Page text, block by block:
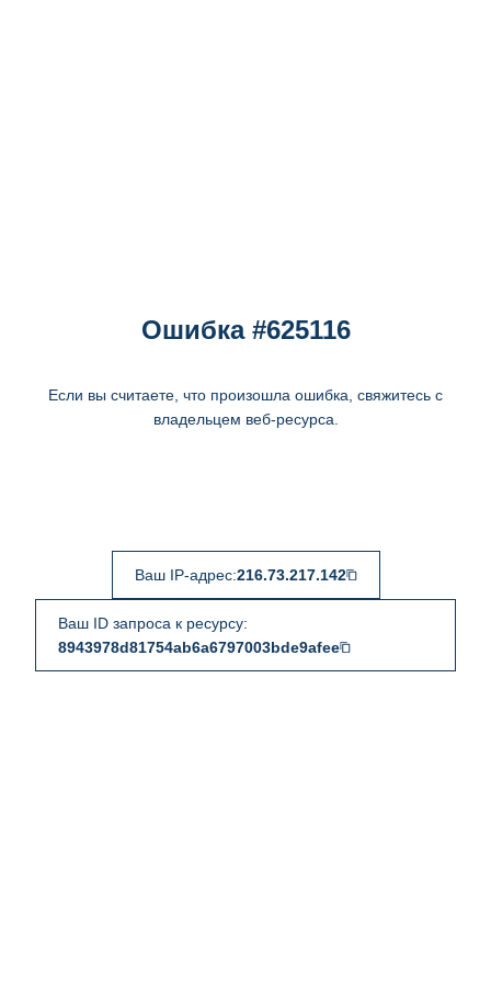
Ошибка #625116
Если вы считаете, что произошла ошибка, свяжитесь с
владельцем веб-ресурса.
Ваш IP-адрес:216.73.217.142
Ваш ID запроса к ресурсу:
8943978d81754ab6a6797003bde9afee